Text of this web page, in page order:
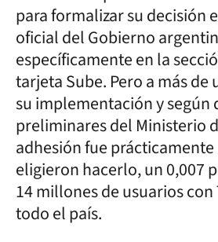
para formalizar su decisión
oficial del Gobierno
específicamente en la
tarjeta Sube. Pero a más de
su implementación y según
preliminares del Ministerio
adhesión fue
eligieron hacerlo, un 0,007
14 millones de usuarios con
todo el país.